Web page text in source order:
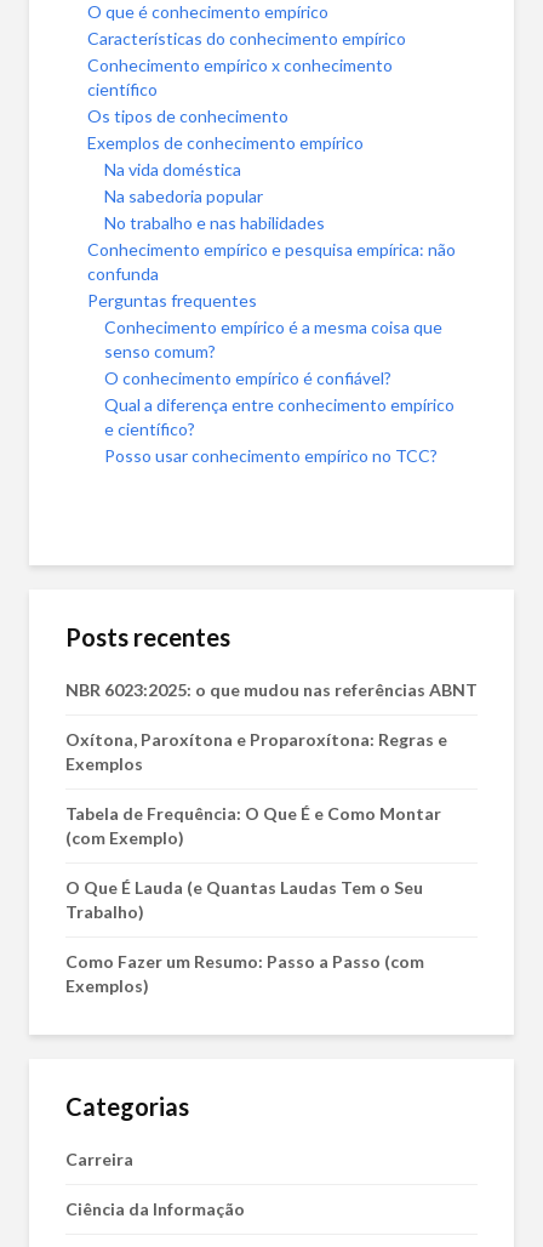
O que é conhecimento empírico
Características do conhecimento empírico
Conhecimento empírico x conhecimento
científico
Os tipos de conhecimento
Exemplos de conhecimento empírico
Na vida doméstica
Na sabedoria popular
No trabalho e nas habilidades
Conhecimento empírico e pesquisa empírica: não
confunda
Perguntas frequentes
Conhecimento empírico é a mesma coisa que
senso comum?
O conhecimento empírico é confiável?
Qual a diferença entre conhecimento empírico
e científico?
Posso usar conhecimento empírico no TCC?
Posts recentes
NBR 6023:2025: o que mudou nas referências ABNT
Oxítona, Paroxítona e Proparoxítona: Regras e
Exemplos
Tabela de Frequência: O Que É e Como Montar
(com Exemplo)
O Que É Lauda (e Quantas Laudas Tem o Seu
Trabalho)
Como Fazer um Resumo: Passo a Passo (com
Exemplos)
Categorias
Carreira
Ciência da Informação